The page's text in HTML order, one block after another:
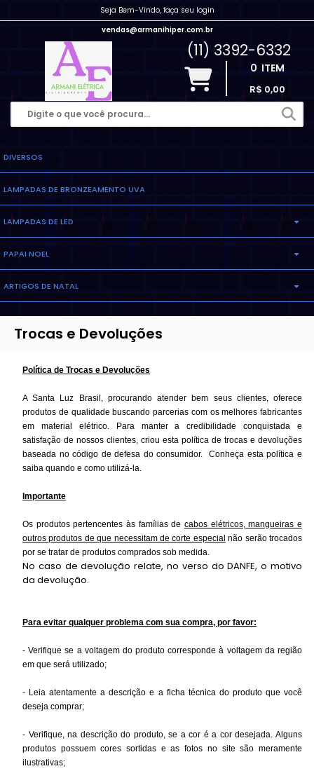
Seja Bem-Vindo, faça seu login
vendas@armanihiper.com.br
(11) 3392-6332
0 ITEM
R$ 0,00
DIVERSOS
LAMPADAS DE BRONZEAMENTO UVA
LAMPADAS DE LED
LAMPADA ELETRONICA
LAMPADA MILHO
LUZ NEGRA
LUMINÁRIAS
PAPAI NOEL
LAMPADA BLUETOOTH
LAMPADA BULBO
PAPAI NOEL
INFLAVEL
ARTIGOS DE NATAL
COMETA DE LED
PISCA
Trocas e Devoluções
Política de Trocas e Devoluções
A Santa Luz Brasil, procurando atender bem seus clientes, oferece
produtos de qualidade buscando parcerias com os melhores fabricantes
em material elétrico. Para manter a credibilidade conquistada e
satisfação de nossos clientes, criou esta política de trocas e devoluções
baseada no código de defesa do consumidor. Conheça esta política e
saiba quando e como utilizá-la.
Importante
Os produtos pertencentes às famílias de cabos elétricos, mangueiras e
outros produtos de que necessitam de corte especial não serão trocados
por se tratar de produtos comprados sob medida.
No caso de devolução relate, no verso do DANFE, o motivo
da devolução.
Para evitar qualquer problema com sua compra, por favor:
- Verifique se a voltagem do produto corresponde à voltagem da região
em que será utilizado;
- Leia atentamente a descrição e a ficha técnica do produto que você
deseja comprar;
- Verifique, na descrição do produto, se a cor é a cor desejada. Alguns
produtos possuem cores sortidas e as fotos no site são meramente
ilustrativas;